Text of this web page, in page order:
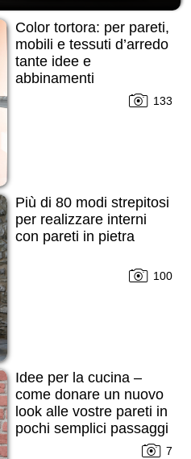
Color tortora: per pareti,
mobili e tessuti d’arredo
tante idee e
abbinamenti
133
Più di 80 modi strepitosi
per realizzare interni
con pareti in pietra
100
Idee per la cucina –
come donare un nuovo
look alle vostre pareti in
pochi semplici passaggi
7